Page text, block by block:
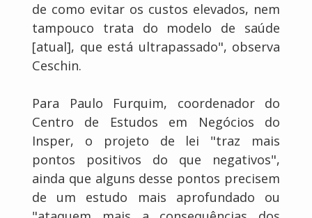
de como evitar os custos elevados, nem
tampouco trata do modelo de saúde
[atual], que está ultrapassado", observa
Ceschin.
Para Paulo Furquim, coordenador do
Centro de Estudos em Negócios do
Insper, o projeto de lei "traz mais
pontos positivos do que negativos",
ainda que alguns desse pontos precisem
de um estudo mais aprofundado ou